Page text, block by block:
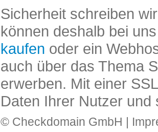
Sicherheit schreiben
können deshalb bei
kaufen oder ein
auch über das Thema
erwerben. Mit einer
Daten Ihrer Nutzer und
© Checkdomain GmbH |